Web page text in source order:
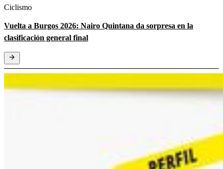
Ciclismo
Vuelta a Burgos 2026: Nairo Quintana da sorpresa en la
clasificación general final